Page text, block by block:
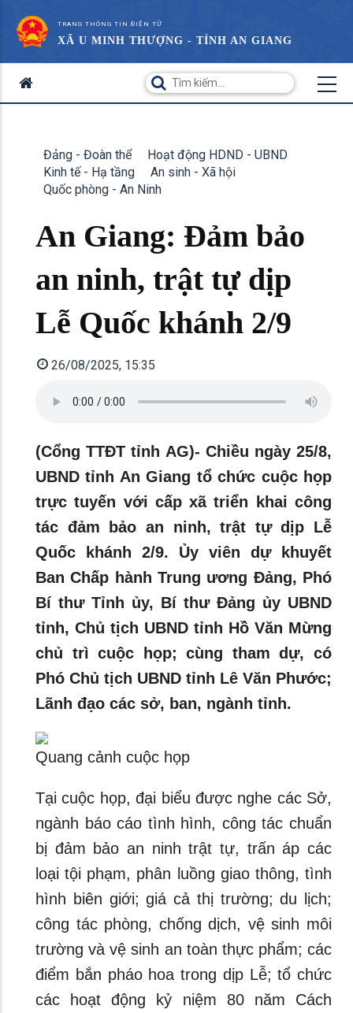
TRANG THÔNG TIN ĐIỆN TỬ
XÃ U MINH THƯỢNG - TỈNH AN GIANG
Đảng - Đoàn thể
Hoạt động HDND - UBND
Kinh tế - Hạ tầng
An sinh - Xã hội
Quốc phòng - An Ninh
An Giang: Đảm bảo
an ninh, trật tự dịp
Lễ Quốc khánh 2/9
26/08/2025, 15:35
(Cổng TTĐT tỉnh AG)- Chiều ngày 25/8,
UBND tỉnh An Giang tổ chức cuộc họp
trực tuyến với cấp xã triển khai công
tác đảm bảo an ninh, trật tự dịp Lễ
Quốc khánh 2/9. Ủy viên dự khuyết
Ban Chấp hành Trung ương Đảng, Phó
Bí thư Tỉnh ủy, Bí thư Đảng ủy UBND
tỉnh, Chủ tịch UBND tỉnh Hồ Văn Mừng
chủ trì cuộc họp; cùng tham dự, có
Phó Chủ tịch UBND tỉnh Lê Văn Phước;
Lãnh đạo các sở, ban, ngành tỉnh.
Quang cảnh cuộc họp
Tại cuộc họp, đại biểu được nghe các Sở,
ngành báo cáo tình hình, công tác chuẩn
bị đảm bảo an ninh trật tự, trấn áp các
loại tội phạm, phân luồng giao thông, tình
hình biên giới; giá cả thị trường; du lịch;
công tác phòng, chống dịch, vệ sinh môi
trường và vệ sinh an toàn thực phẩm; các
điểm bắn pháo hoa trong dịp Lễ; tổ chức
các hoạt động kỷ niệm 80 năm Cách